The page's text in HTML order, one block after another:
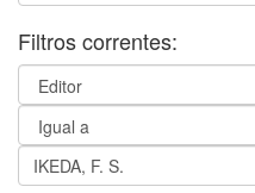
Filtros correntes: